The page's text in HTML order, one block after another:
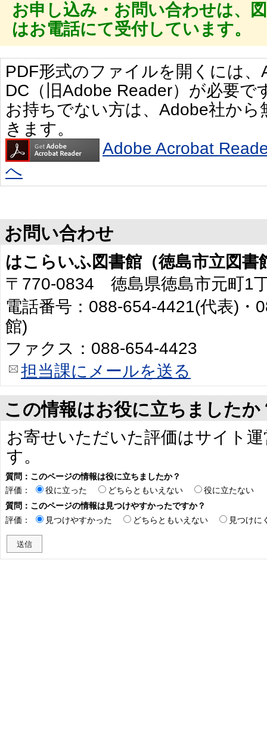
お申し込み・お問い合わせは、
はお電話にて受付しています。
PDF形式のファイルを開くには
DC（旧Adobe Reader）が必要で
お持ちでない方は、Adobe社か
きます。
Adobe Acrobat
へ
お問い合わせ
はこらいふ図書館（徳島市立図書
〒770-0834 徳島県徳島市元町1
電話番号：088-654-4421(代表)・
館)
ファクス：088-654-4423
担当課にメールを送る
この情報はお役に立ちましたか
お寄せいただいた評価はサイト
す。
質問：このページの情報は役に立ちましたか？
評価：
役に立った どちらともいえない
役に立たない
質問：このページの情報は見つけやすかったですか？
評価：
見つけやすかった どちらともいえない 見つけに